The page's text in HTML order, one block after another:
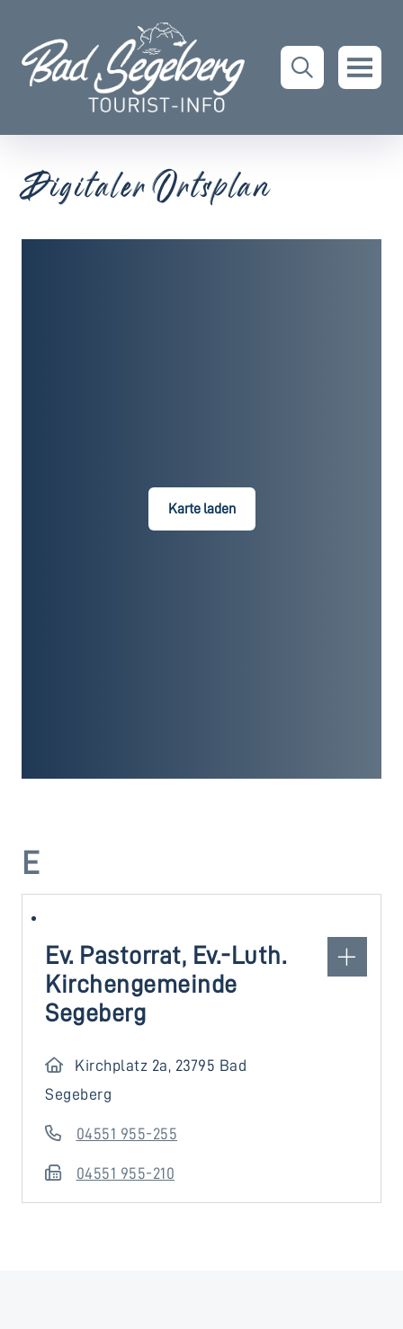
Digitaler Ortsplan
Karte laden
E
Ev. Pastorrat, Ev.-Luth.
Kirchengemeinde
Segeberg
Kirchplatz 2a, 23795 Bad
Segeberg
04551 955-255
04551 955-210